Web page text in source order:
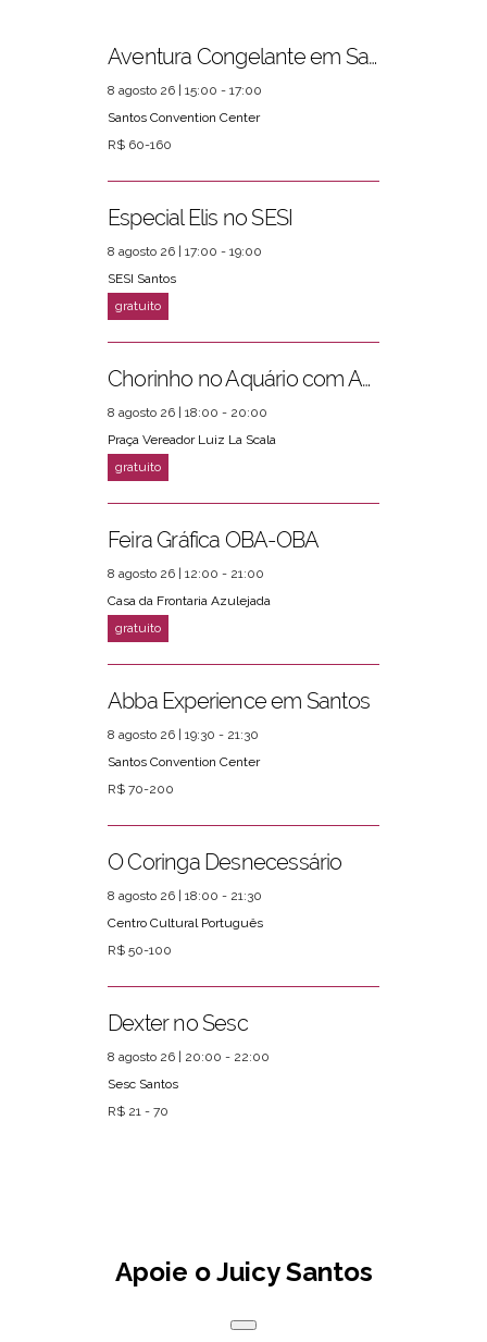
Aventura Congelante em Santos
8 agosto 26 | 15:00 - 17:00
Santos Convention Center
R$ 60-160
Especial Elis no SESI
8 agosto 26 | 17:00 - 19:00
SESI Santos
Chorinho no Aquário com Amigos da Música e Mari Torres
8 agosto 26 | 18:00 - 20:00
Praça Vereador Luiz La Scala
Feira Gráfica OBA-OBA
8 agosto 26 | 12:00 - 21:00
Casa da Frontaria Azulejada
Abba Experience em Santos
8 agosto 26 | 19:30 - 21:30
Santos Convention Center
R$ 70-200
O Coringa Desnecessário
8 agosto 26 | 18:00 - 21:30
Centro Cultural Português
R$ 50-100
Dexter no Sesc
8 agosto 26 | 20:00 - 22:00
Sesc Santos
R$ 21 - 70
Apoie o Juicy Santos